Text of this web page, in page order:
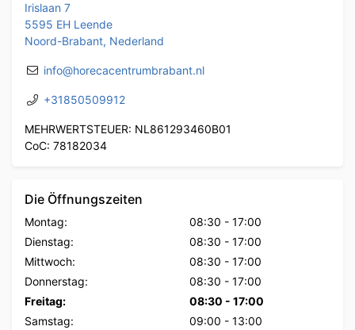
Irislaan 7
5595 EH Leende
Noord-Brabant, Nederland
info@horecacentrumbrabant.nl
+31850509912
MEHRWERTSTEUER: NL861293460B01
CoC: 78182034
Die Öffnungszeiten
Montag: 08:30 - 17:00
Dienstag:
08:30 - 17:00
Mittwoch:
08:30 - 17:00
Donnerstag:
08:30 - 17:00
Freitag:
08:30 - 17:00
Samstag:
09:00 - 13:00